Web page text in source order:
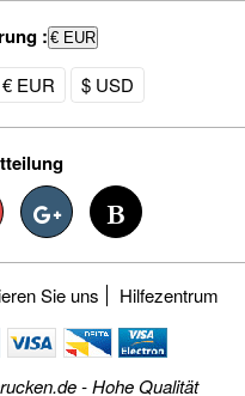
:€ EUR
€ EUR $ USD
Sie uns Hilfezentrum
- Hohe Qualität